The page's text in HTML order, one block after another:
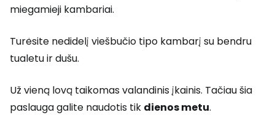
miegamieji kambariai.
Turėsite nedidelį viešbučio tipo kambarį su bendru
tualetu ir dušu.
Už vieną lovą taikomas valandinis įkainis. Tačiau šia
paslauga galite naudotis tik dienos metu.